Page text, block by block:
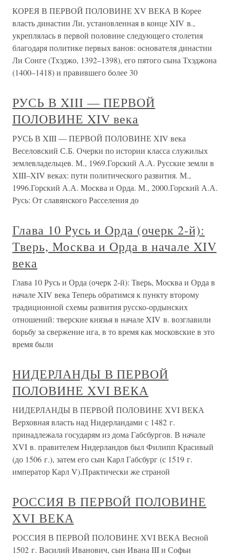
КОРЕЯ В ПЕРВОЙ ПОЛОВИНЕ XV ВЕКА В Корее
власть династии Ли, установленная в конце XIV в.,
укреплялась в первой половине следующего столетия
благодаря политике первых ванов: основателя династии
Ли Сонге (Тхэджо, 1392–1398), его пятого сына Тхэджона
(1400–1418) и правившего более 30
РУСЬ В XIII — ПЕРВОЙ
ПОЛОВИНЕ XIV века
РУСЬ В XIII — ПЕРВОЙ ПОЛОВИНЕ XIV века
Веселовский С.Б. Очерки по истории класса служилых
землевладельцев. М., 1969.Горский А.А. Русские земли в
XIII–XIV веках: пути политического развития. М.,
1996.Горский А.А. Москва и Орда. М., 2000.Горский А.А.
Русь: От славянского Расселения до
Глава 10 Русь и Орда (очерк 2-й):
Тверь, Москва и Орда в начале XIV
века
Глава 10 Русь и Орда (очерк 2-й): Тверь, Москва и Орда в
начале XIV века Теперь обратимся к пункту второму
традиционной схемы развития русско-ордынских
отношений: тверские князья в начале XIV в. возглавили
борьбу за свержение ига, в то время как московские в это
время были
НИДЕРЛАНДЫ В ПЕРВОЙ
ПОЛОВИНЕ XVI ВЕКА
НИДЕРЛАНДЫ В ПЕРВОЙ ПОЛОВИНЕ XVI ВЕКА
Верховная власть над Нидерландами с 1482 г.
принадлежала государям из дома Габсбургов. В начале
XVI в. правителем Нидерландов был Филипп Красивый
(до 1506 г.), затем его сын Карл Габсбург (с 1519 г.
император Карл V).Практически же страной
РОССИЯ В ПЕРВОЙ ПОЛОВИНЕ
XVI ВЕКА
РОССИЯ В ПЕРВОЙ ПОЛОВИНЕ XVI ВЕКА Весной
1502 г. Василий Иванович, сын Ивана III и Софьи